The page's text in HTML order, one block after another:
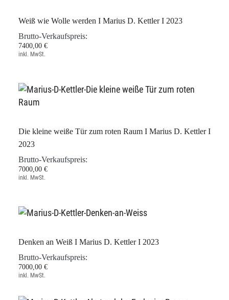
Weiß wie Wolle werden I Marius D. Kettler I 2023
Brutto-Verkaufspreis:
7400,00 €
inkl. MwSt.
Die kleine weiße Tür zum roten Raum I Marius D. Kettler I
2023
Brutto-Verkaufspreis:
7000,00 €
inkl. MwSt.
Denken an Weiß I Marius D. Kettler I 2023
Brutto-Verkaufspreis:
7000,00 €
inkl. MwSt.